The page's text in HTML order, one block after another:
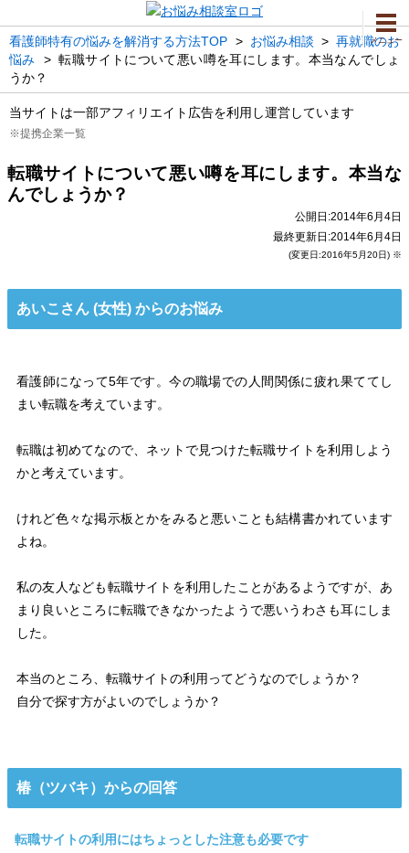
メニュー
看護師特有の悩みを解消する方法TOP > お悩み相談 > 再就職のお
悩み >転職サイトについて悪い噂を耳にします。本当なんでしょ
うか？
当サイトは一部アフィリエイト広告を利用し運営しています
※提携企業一覧
転職サイトについて悪い噂を耳にします。本当な
んでしょうか？
公開日:2014年6月4日
最終更新日:2014年6月4日
(変更日:2016年5月20日) ※
あいこさん (女性) からのお悩み
看護師になって5年です。今の職場での人間関係に疲れ果ててし
まい転職を考えています。
転職は初めてなので、ネットで見つけた転職サイトを利用しよう
かと考えています。
けれど色々な掲示板とかをみると悪いことも結構書かれています
よね。
私の友人なども転職サイトを利用したことがあるようですが、あ
まり良いところに転職できなかったようで悪いうわさも耳にしま
した。
本当のところ、転職サイトの利用ってどうなのでしょうか？
自分で探す方がよいのでしょうか？
椿（ツバキ）からの回答
転職サイトの利用にはちょっとした注意も必要です